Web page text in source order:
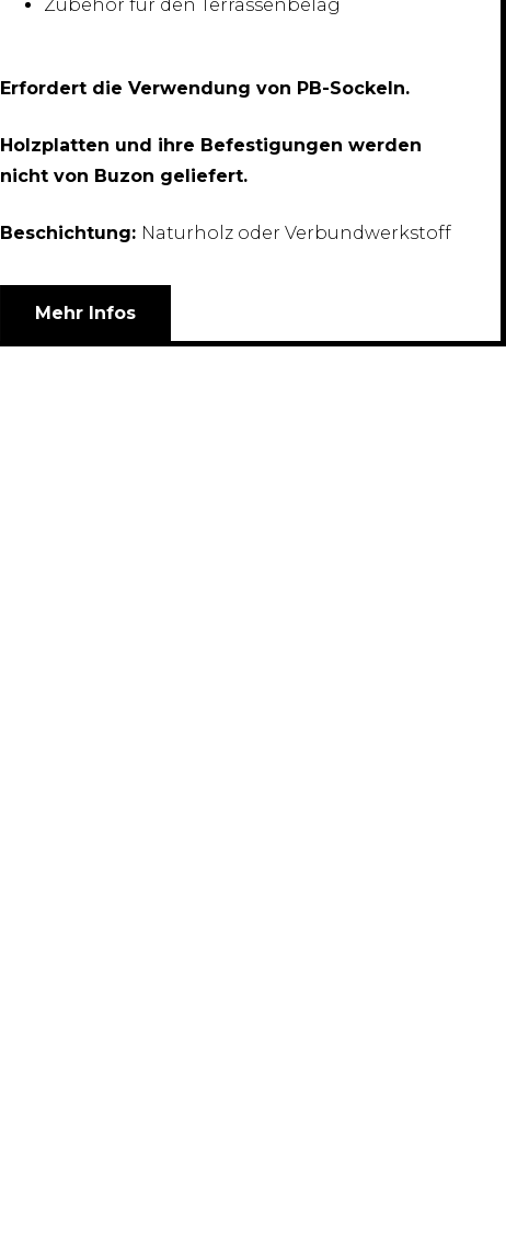
Zubehör für den Terrassenbelag
Erfordert die Verwendung von PB-Sockeln.
Holzplatten und ihre Befestigungen werden
nicht von Buzon geliefert.
Beschichtung: Naturholz oder Verbundwerkstoff
Mehr Infos